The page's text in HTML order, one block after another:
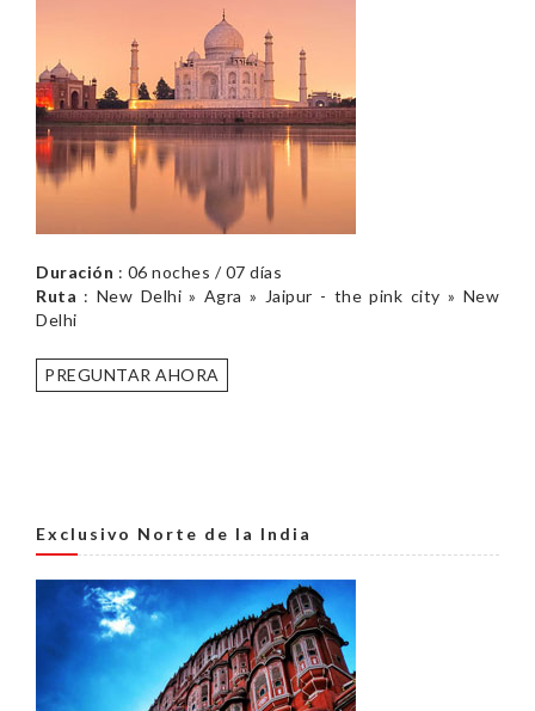
Duración : 06 noches / 07 días
Ruta : New Delhi » Agra » Jaipur - the pink city » New
Delhi
PREGUNTAR AHORA
Exclusivo Norte de la India